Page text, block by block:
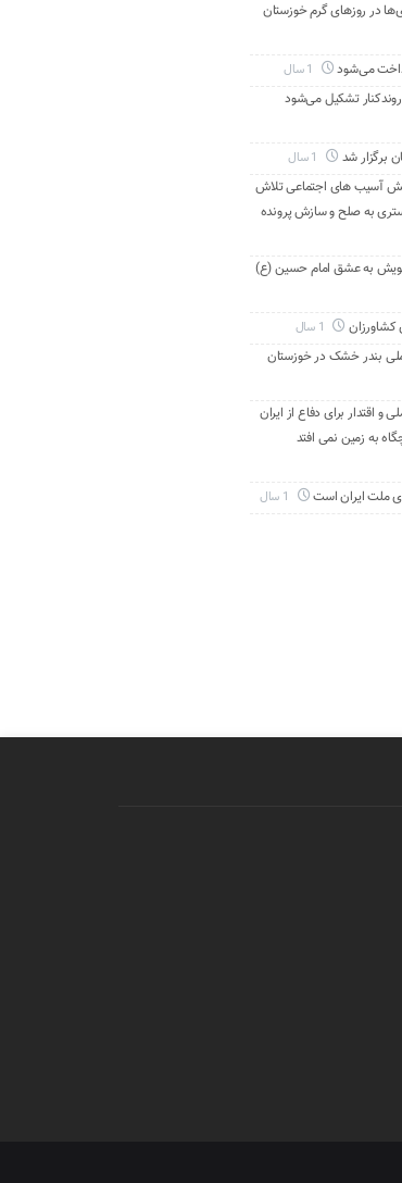
در روزهای گرم خوزستان
می‌شود
تشکیل می‌شود
برگزار شد
آسیب های اجتماعی تلاش
به صلح و سازش پرونده
قالب پویش به عشق امام حسین (ع)
ملی بندر خشک در خوزستان
اقتدار برای دفاع از ایران
به زمین نمی افتد
ملت ایران است